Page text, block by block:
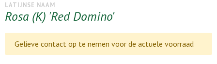
LATIJNSE NAAM
Rosa (K) 'Red Domino'
Gelieve contact op te nemen voor de actuele voorraad